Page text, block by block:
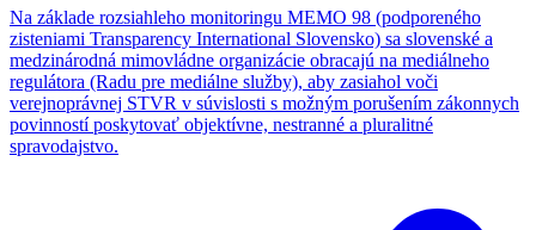
Na základe rozsiahleho monitoringu MEMO 98 (podporeného
zisteniami Transparency International Slovensko) sa slovenské a
medzinárodná mimovládne organizácie obracajú na mediálneho
regulátora (Radu pre mediálne služby), aby zasiahol voči
verejnoprávnej STVR v súvislosti s možným porušením zákonnych
povinností poskytovať objektívne, nestranné a pluralitné
spravodajstvo.